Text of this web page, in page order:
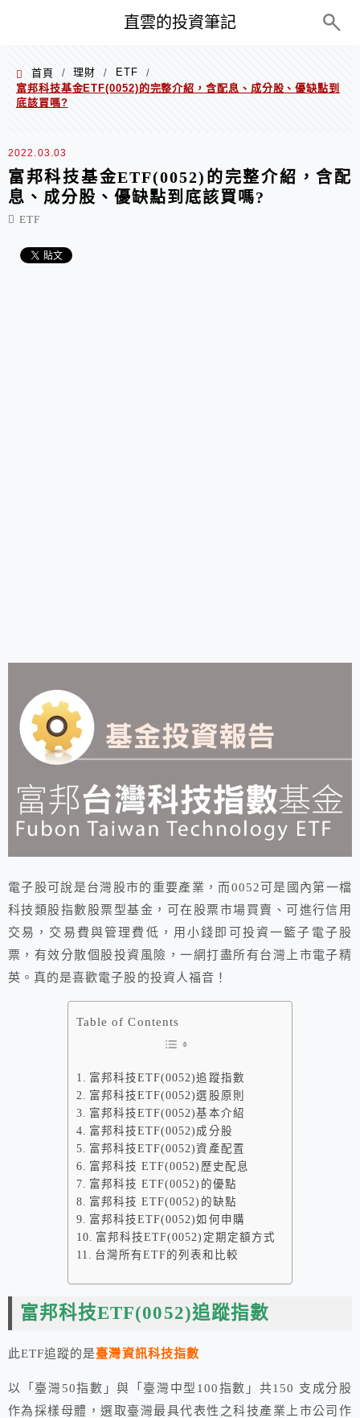
直雲的投資筆記
首頁 / 理財 / ETF
/
富邦科技基金ETF(0052)的完整介紹，含配息、成分股、優缺點到
底該買嗎?
2022.03.03
富邦科技基金ETF(0052)的完整介紹，含配
息、成分股、優缺點到底該買嗎?
ETF
電子股可說是台灣股市的重要產業，而0052可是國內第一檔
科技類股指數股票型基金，可在股票市場買賣、可進行信用
交易，交易費與管理費低，用小錢即可投資一籃子電子股
票，有效分散個股投資風險，一網打盡所有台灣上市電子精
英。真的是喜歡電子股的投資人福音！
Table of Contents
富邦科技ETF(0052)追蹤指數
富邦科技ETF(0052)選股原則
富邦科技ETF(0052)基本介紹
富邦科技ETF(0052)成分股
富邦科技ETF(0052)資產配置
富邦科技 ETF(0052)歷史配息
富邦科技 ETF(0052)的優點
富邦科技 ETF(0052)的缺點
富邦科技ETF(0052)如何申購
富邦科技ETF(0052)定期定額方式
台灣所有ETF的列表和比較
富邦科技ETF(0052)追蹤指數
此ETF追蹤的是臺灣資訊科技指數
以「臺灣50指數」與「臺灣中型100指數」共150 支成分股
作為採樣母體，選取臺灣最具代表性之科技產業上市公司作